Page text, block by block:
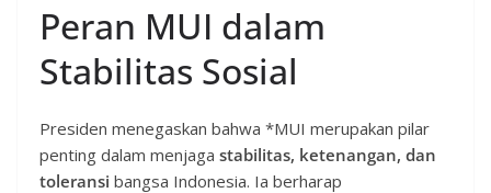
Peran MUI dalam
Stabilitas Sosial
Presiden menegaskan bahwa *MUI merupakan pilar
penting dalam menjaga stabilitas, ketenangan, dan
toleransi bangsa Indonesia. Ia berharap